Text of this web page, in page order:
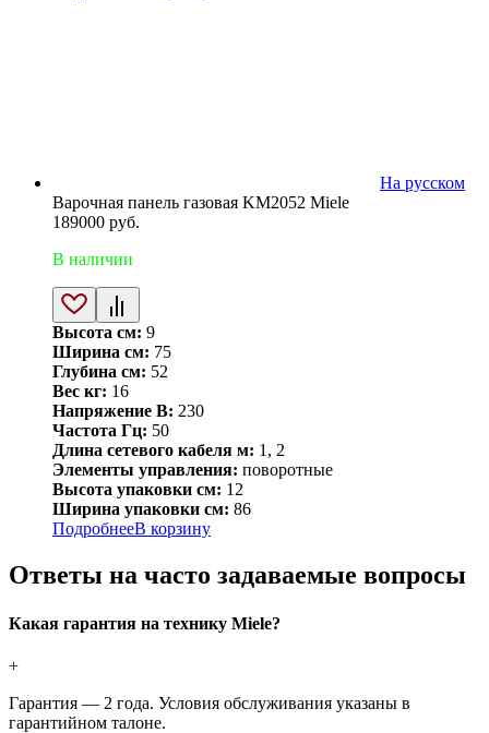
На русском
Варочная панель газовая KM2052 Miele
189000 руб.
В наличии
Высота см: 9
Ширина см: 75
Глубина см: 52
Вес кг: 16
Напряжение В: 230
Частота Гц: 50
Длина сетевого кабеля м: 1, 2
Элементы управления: поворотные
Высота упаковки см: 12
Ширина упаковки см: 86
ПодробнееВ корзину
Ответы на часто задаваемые вопросы
Какая гарантия на технику Miele?
+
Гарантия — 2 года. Условия обслуживания указаны в
гарантийном талоне.